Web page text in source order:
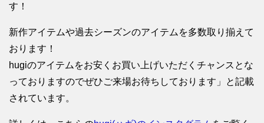
す！
新作アイテムや過去シーズンのアイテムを多数取り揃えて
おります！
hugiのアイテムをお安くお買い上げいただくチャンスとな
っておりますのでぜひご来場お待ちしております」と記載
されています。